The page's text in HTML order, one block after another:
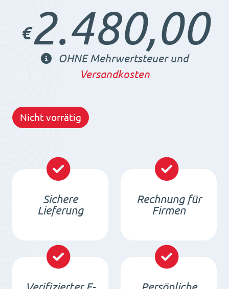
€2.480,00
OHNE Mehrwertsteuer und
Versandkosten
Nicht vorrätig
Sichere
Lieferung
Rechnung für
Firmen